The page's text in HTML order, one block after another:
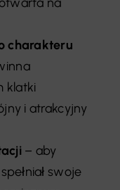
charakteru
klatki
i atrakcyjny
– aby
swoje